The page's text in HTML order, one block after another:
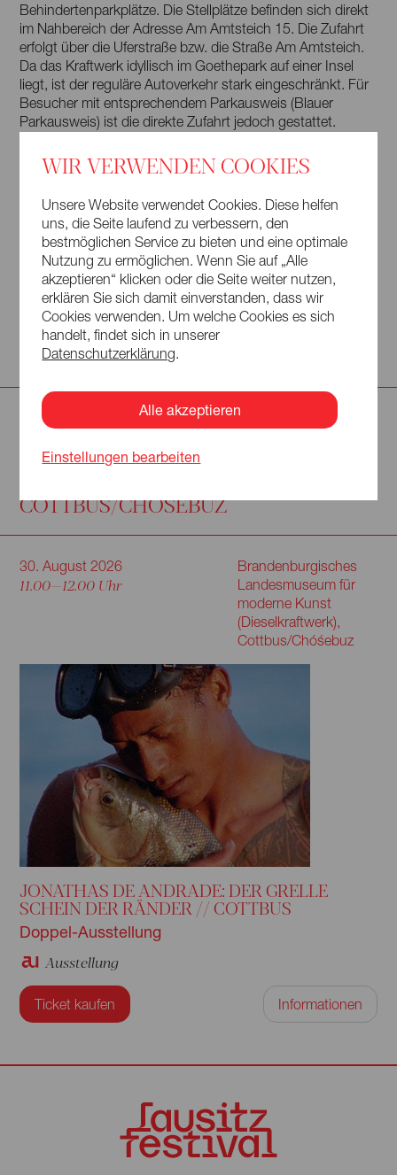
Behindertenparkplätze. Die Stellplätze befinden sich direkt
im Nahbereich der Adresse Am Amtsteich 15. Die Zufahrt
erfolgt über die Uferstraße bzw. die Straße Am Amtsteich.
Da das Kraftwerk idyllisch im Goethepark auf einer Insel
liegt, ist der reguläre Autoverkehr stark eingeschränkt. Für
Besucher mit entsprechendem Parkausweis (Blauer
Parkausweis) ist die direkte Zufahrt jedoch gestattet.
Die Sanitäranlagen inklusive barrierefreier WCs befinden
sich im Untergeschoss des Gebäudes. Diese sind über ein
Treppenhaus sowie über Personenaufzüge zu erreichen.
Sie können sich auch vorab an uns wenden und Ihren
Veranstaltungsbesuch mit uns planen:
barrierefreiheit@lausitz-festival.eu
VERANSTALTUNGEN IN:
LANDESMUSEUM FÜR MODERNE
COTTBUS/CHÓŚEBUZ
30. August 2026
11.00—12.00 Uhr
Brandenburgisches
Landesmuseum für
moderne Kunst
(Dieselkraftwerk),
Cottbus/Chóśebuz
JONATHAS DE ANDRADE: DER GRELLE
SCHEIN DER RÄNDER // COTTBUS
Doppel-Ausstellung
Ausstellung
Ticket kaufen Informationen
WIR VERWENDEN COOKIES
Unsere Website verwendet Cookies. Diese helfen
uns, die Seite laufend zu verbessern, den
bestmöglichen Service zu bieten und eine optimale
Nutzung zu ermöglichen. Wenn Sie auf „Alle
akzeptieren“ klicken oder die Seite weiter nutzen,
erklären Sie sich damit einverstanden, dass wir
Cookies verwenden. Um welche Cookies es sich
handelt, findet sich in unserer
Datenschutzerklärung.
Alle akzeptieren
Einstellungen bearbeiten